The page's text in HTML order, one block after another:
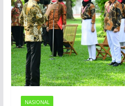
NASIONAL